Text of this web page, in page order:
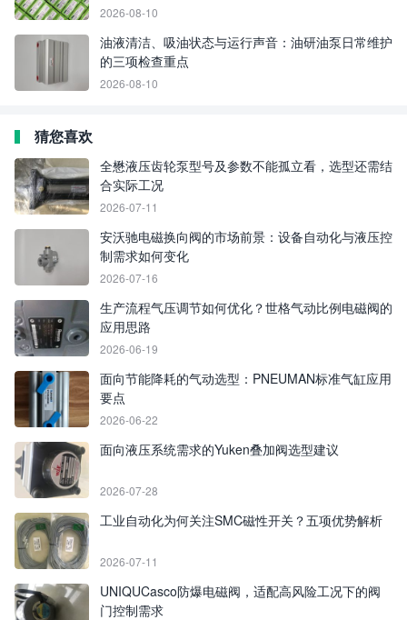
2026-08-10
油液清洁、吸油状态与运行声音：油研油泵日常维护
的三项检查重点
2026-08-10
猜您喜欢
全懋液压齿轮泵型号及参数不能孤立看，选型还需结
合实际工况
2026-07-11
安沃驰电磁换向阀的市场前景：设备自动化与液压控
制需求如何变化
2026-07-16
生产流程气压调节如何优化？世格气动比例电磁阀的
应用思路
2026-06-19
面向节能降耗的气动选型：PNEUMAN标准气缸应用
要点
2026-06-22
面向液压系统需求的Yuken叠加阀选型建议
2026-07-28
工业自动化为何关注SMC磁性开关？五项优势解析
2026-07-11
UNIQUCasco防爆电磁阀，适配高风险工况下的阀
门控制需求